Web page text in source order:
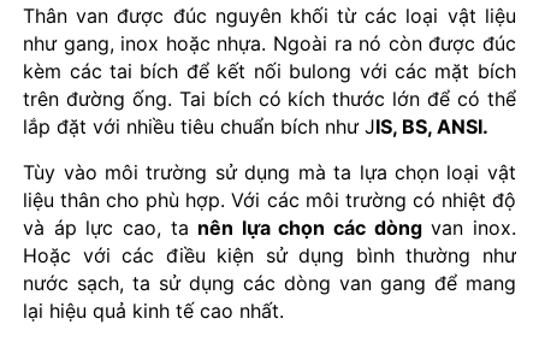
Thân van được đúc nguyên khối từ các loại vật liệu
như gang, inox hoặc nhựa. Ngoài ra nó còn được đúc
kèm các tai bích để kết nối bulong với các mặt bích
trên đường ống. Tai bích có kích thước lớn để có thể
lắp đặt với nhiều tiêu chuẩn bích như JIS, BS, ANSI.
Tùy vào môi trường sử dụng mà ta lựa chọn loại vật
liệu thân cho phù hợp. Với các môi trường có nhiệt độ
và áp lực cao, ta nên lựa chọn các dòngvan inox.
Hoặc với các điều kiện sử dụng bình thường như
nước sạch, ta sử dụng các dòng van gang để mang
lại hiệu quả kinh tế cao nhất.